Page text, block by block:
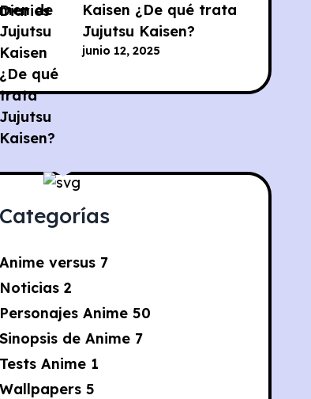
Kaisen ¿De qué trata
Jujutsu Kaisen?
junio 12, 2025
Categorías
Anime versus 7
Noticias 2
Personajes Anime 50
Sinopsis de Anime 7
Tests Anime 1
Wallpapers 5